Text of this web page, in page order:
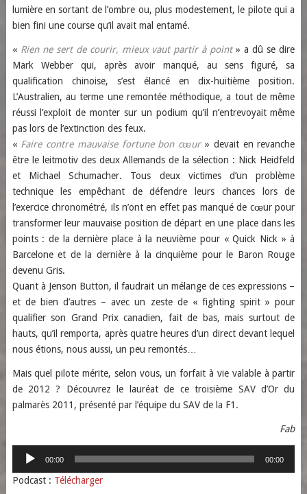
lumière en sortant de l’ombre ou, plus modestement, le pilote qui a
bien fini une course qu’il avait mal entamé.
« Rien ne sert de courir, mieux vaut partir à point» a dû se dire
Mark Webber qui, après avoir manqué, au sens figuré, sa
qualification chinoise, s’est élancé en dix-huitième position.
L’Australien, au terme une remontée méthodique, a tout de même
réussi l’exploit de monter sur un podium qu’il n’entrevoyait même
pas lors de l’extinction des feux.
« Faire contre mauvaise fortune bon cœur» devait en revanche
être le leitmotiv des deux Allemands de la sélection : Nick Heidfeld
et Michael Schumacher. Tous deux victimes d’un problème
technique les empêchant de défendre leurs chances lors de
l’exercice chronométré, ils n’ont en effet pas manqué de cœur pour
transformer leur mauvaise position de départ en une place dans les
points : de la dernière place à la neuvième pour « Quick Nick » à
Barcelone et de la dernière à la cinquième pour le Baron Rouge
devenu Gris.
Quant à Jenson Button, il faudrait un mélange de ces expressions –
et de bien d’autres – avec un zeste de « fighting spirit » pour
qualifier son Grand Prix canadien, fait de bas, mais surtout de
hauts, qu’il remporta, après quatre heures d’un direct devant lequel
nous étions, nous aussi, un peu remontés…
Mais quel pilote mérite, selon vous, un forfait à vie valable à partir
de 2012 ? Découvrez le lauréat de ce troisième SAV d’Or du
palmarès 2011, présenté par l’équipe du SAV de la F1.
Fab
Lecteur
00:00 00:00
Podcast : Télécharger